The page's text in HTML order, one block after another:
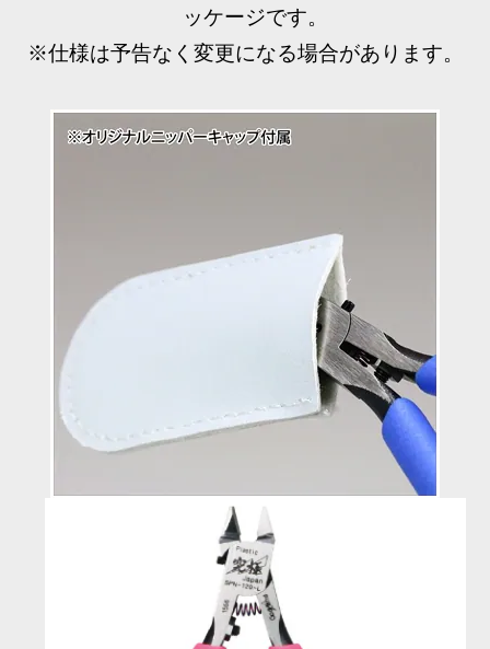
ッケージです。
※仕様は予告なく変更になる場合があります。